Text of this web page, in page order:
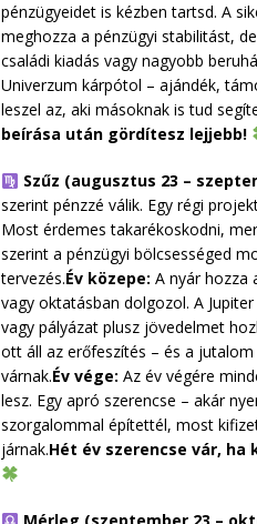
pénzügyeidet is kézben tartsd. A
meghozza a pénzügyi stabilitást,
családi kiadás vagy nagyobb
Univerzum kárpótol – ajándék,
leszel az, aki másoknak is tud
beírása után gördítesz lejjebb!
Szűz (augusztus 23 –
szerint pénzzé válik. Egy régi
Most érdemes takarékoskodni,
szerint a pénzügyi bölcsességed
tervezés.Év közepe: A nyár hozza
vagy oktatásban dolgozol. A
vagy pályázat plusz jövedelmet
ott áll az erőfeszítés – és a
várnak.Év vége: Az év végére
lesz. Egy apró szerencse – akár
szorgalommal építettél, most
járnak.Hét év szerencse vár, ha